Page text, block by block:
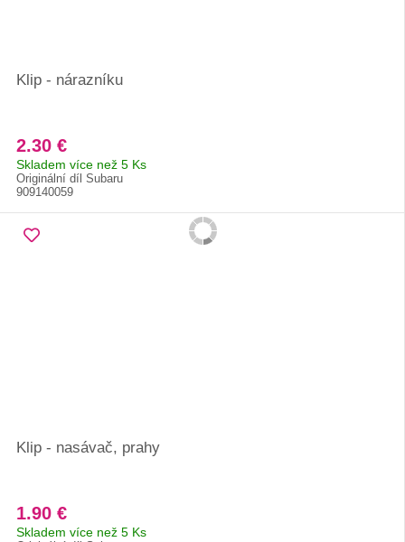
Klip - nárazníku
2.30 €
Skladem více než 5 Ks
Originální díl Subaru
909140059
Klip - nasávač, prahy
1.90 €
Skladem více než 5 Ks